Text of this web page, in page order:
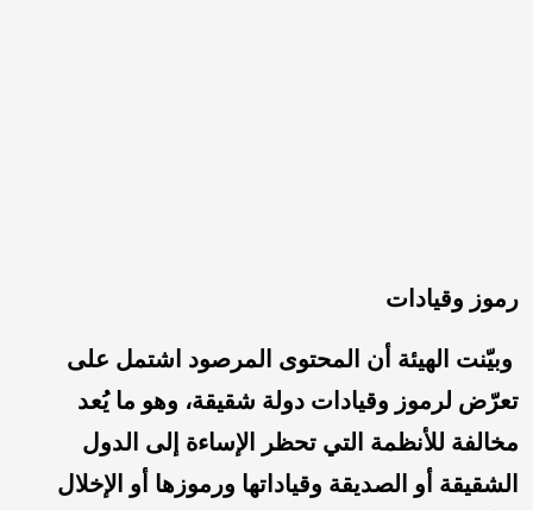
رموز وقيادات
وبيّنت الهيئة أن المحتوى المرصود اشتمل على
تعرّض لرموز وقيادات دولة شقيقة، وهو ما يُعد
مخالفة للأنظمة التي تحظر الإساءة إلى الدول
الشقيقة أو الصديقة وقياداتها ورموزها أو الإخلال